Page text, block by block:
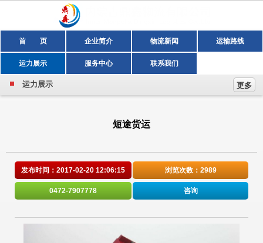
首 页 企业简介 物流新闻 运输路线
运力展示 服务中心 联系我们
运力展示 更多
短途货运
发布时间：2017-02-20 12:06:15 浏览次数： 2989
0472-7907778 咨询